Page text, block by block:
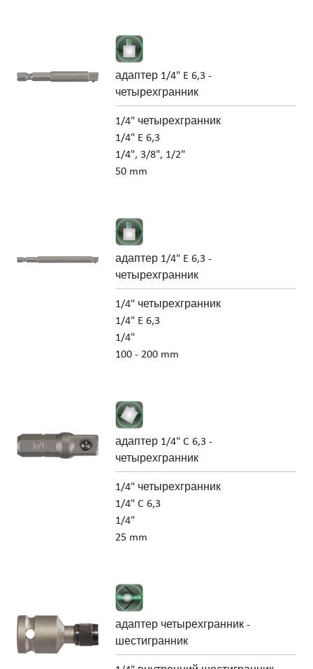
адаптер 1/4" E 6,3 -
четырехгранник
1/4" четырехгранник
1/4" E 6,3
1/4", 3/8", 1/2"
50 mm
адаптер 1/4" E 6,3 -
четырехгранник
1/4" четырехгранник
1/4" E 6,3
1/4"
100 - 200 mm
адаптер 1/4" C 6,3 -
четырехгранник
1/4" четырехгранник
1/4" C 6,3
1/4"
25 mm
адаптер четырехгранник -
шестигранник